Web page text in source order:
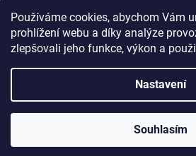
Používáme cookies, abychom Vám
prohlížení webu a díky analýze
zlepšovali jeho funkce, výkon a
Nastavení
Souhlasím
Sledovat na Instagramu
Copyright 2026Kaps comm.